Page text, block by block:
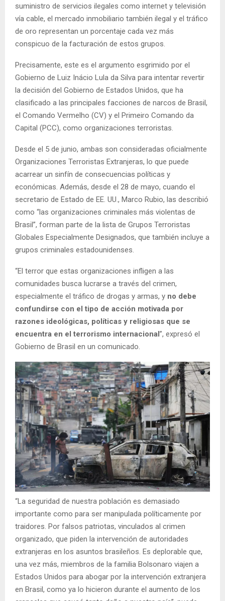
suministro de servicios ilegales como internet y televisión
vía cable, el mercado inmobiliario también ilegal y el tráfico
de oro representan un porcentaje cada vez más
conspicuo de la facturación de estos grupos.
Precisamente, este es el argumento esgrimido por el
Gobierno de Luiz Inácio Lula da Silva para intentar revertir
la decisión del Gobierno de Estados Unidos, que ha
clasificado a las principales facciones de narcos de Brasil,
el Comando Vermelho (CV) y el Primeiro Comando da
Capital (PCC), como organizaciones terroristas.
Desde el 5 de junio, ambas son consideradas oficialmente
Organizaciones Terroristas Extranjeras, lo que puede
acarrear un sinfín de consecuencias políticas y
económicas. Además, desde el 28 de mayo, cuando el
secretario de Estado de EE. UU., Marco Rubio, las describió
como “las organizaciones criminales más violentas de
Brasil”, forman parte de la lista de Grupos Terroristas
Globales Especialmente Designados, que también incluye a
grupos criminales estadounidenses.
“El terror que estas organizaciones infligen a las
comunidades busca lucrarse a través del crimen,
especialmente el tráfico de drogas y armas, y no debe
confundirse con el tipo de acción motivada por
razones ideológicas, políticas y religiosas que se
encuentra en el terrorismo internacional”, expresó el
Gobierno de Brasil en un comunicado.
“La seguridad de nuestra población es demasiado
importante como para ser manipulada políticamente por
traidores. Por falsos patriotas, vinculados al crimen
organizado, que piden la intervención de autoridades
extranjeras en los asuntos brasileños. Es deplorable que,
una vez más, miembros de la familia Bolsonaro viajen a
Estados Unidos para abogar por la intervención extranjera
en Brasil, como ya lo hicieron durante el aumento de los